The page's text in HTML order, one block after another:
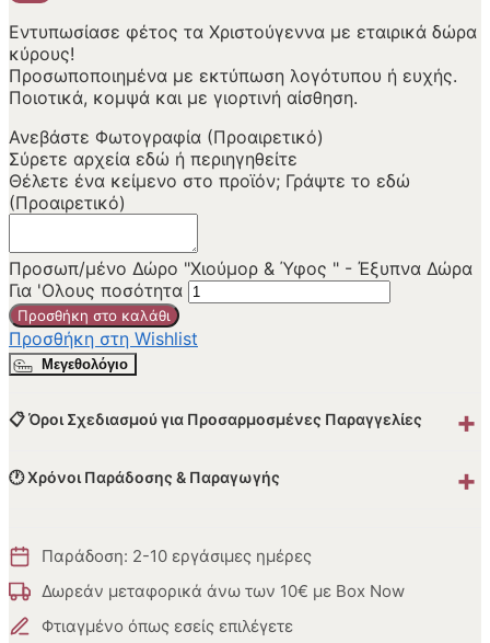
Εντυπωσίασε φέτος τα Χριστούγεννα με εταιρικά δώρα
κύρους!
Προσωποποιημένα με εκτύπωση λογότυπου ή ευχής.
Ποιοτικά, κομψά και με γιορτινή αίσθηση.
Ανεβάστε Φωτογραφία (Προαιρετικό)
Σύρετε αρχεία εδώ ή περιηγηθείτε
Θέλετε ένα κείμενο στο προϊόν; Γράψτε το εδώ
(Προαιρετικό)
Προσωπ/μένο Δώρο "Χιούμορ & Ύφος " - Έξυπνα Δώρα
Για 'Ολους ποσότητα
Προσθήκη στο καλάθι
Προσθήκη στη Wishlist
Μεγεθολόγιο
📋 Όροι Σχεδιασμού για Προσαρμοσμένες Παραγγελίες +
🕐 Χρόνοι Παράδοσης & Παραγωγής +
Παράδοση: 2-10 εργάσιμες ημέρες
Δωρεάν μεταφορικά άνω των 10€ με Box Now
Φτιαγμένο όπως εσείς επιλέγετε